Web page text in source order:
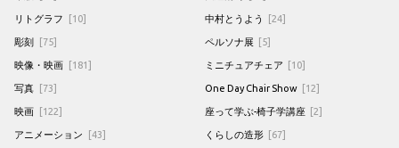
リトグラフ [10]
彫刻 [75]
映像・映画 [181]
写真 [73]
映画 [122]
アニメーション [43]
中村とうよう [24]
ペルソナ展 [5]
ミニチュアチェア [10]
One Day Chair Show [12]
座って学ぶ-椅子学講座 [2]
くらしの造形 [67]